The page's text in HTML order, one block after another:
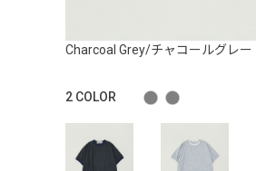
Charcoal Grey/チャコールグレー
2 COLOR